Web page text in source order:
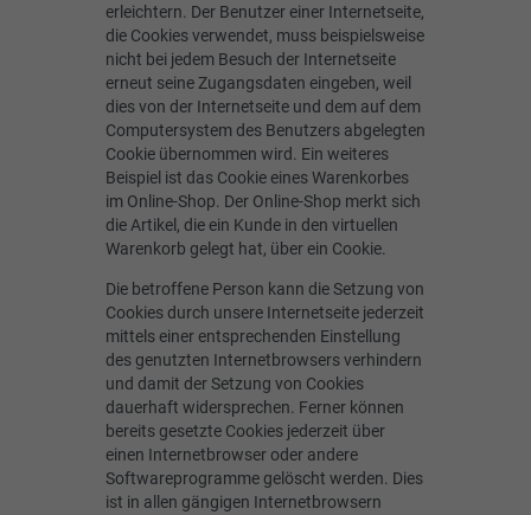
erleichtern. Der Benutzer einer Internetseite,
die Cookies verwendet, muss beispielsweise
nicht bei jedem Besuch der Internetseite
erneut seine Zugangsdaten eingeben, weil
dies von der Internetseite und dem auf dem
Computersystem des Benutzers abgelegten
Cookie übernommen wird. Ein weiteres
Beispiel ist das Cookie eines Warenkorbes
im Online-Shop. Der Online-Shop merkt sich
die Artikel, die ein Kunde in den virtuellen
Warenkorb gelegt hat, über ein Cookie.
Die betroffene Person kann die Setzung von
Cookies durch unsere Internetseite jederzeit
mittels einer entsprechenden Einstellung
des genutzten Internetbrowsers verhindern
und damit der Setzung von Cookies
dauerhaft widersprechen. Ferner können
bereits gesetzte Cookies jederzeit über
einen Internetbrowser oder andere
Softwareprogramme gelöscht werden. Dies
ist in allen gängigen Internetbrowsern